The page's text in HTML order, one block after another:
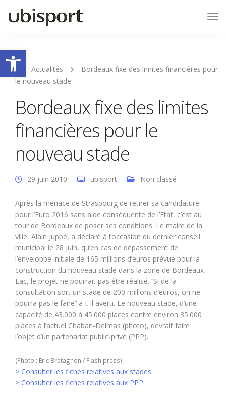
Ouvrir la barre d’outils
Actualités
Bordeaux fixe des limites financières pour
le nouveau stade
Bordeaux fixe des limites
financières pour le
nouveau stade
29 juin 2010 ubisport Non classé
Après la menace de Strasbourg de retirer sa candidature
pour l’Euro 2016 sans aide conséquente de l’Etat, c’est au
tour de Bordeaux de poser ses conditions. Le maire de la
ville, Alain Juppé, a déclaré à l’occasion du dernier conseil
municipal le 28 juin, qu’en cas de dépassement de
l’enveloppe initiale de 165 millions d’euros prévue pour la
construction du nouveau stade dans la zone de Bordeaux
Lac, le projet ne pourrait pas être réalisé. ‘’Si de la
consultation sort un stade de 200 millions d’euros, on ne
pourra pas le faire’’ a-t-il averti. Le nouveau stade, d’une
capacité de 43.000 à 45.000 places contre environ 35.000
places à l’actuel Chaban-Delmas (photo), devrait faire
l’objet d’un partenariat public-privé (PPP).
(Photo : Eric Bretagnon / Flash press)
> Consulter les fiches relatives aux stades
> Consulter les fiches relatives aux PPP